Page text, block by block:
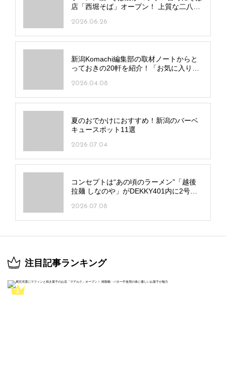
店「西堀そば」オープン！ 上質な二八そ
2026.06.26
新潟Komachi編集部の取材ノートからと
っておきの20軒を紹介！「お気に入りラ
2026.04.08
夏のおでかけにおすすめ！新潟のバーベ
キュースポット11選
2026.07.04
コンセプトは“あの頃のラーメン”「越後
拉麺 しなのや」がDEKKY401内に2号店
2026.07.08
注目記事ランキング